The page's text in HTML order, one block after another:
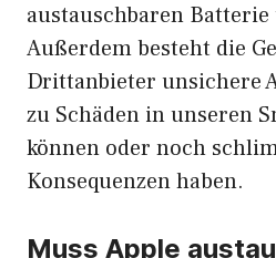
austauschbaren
Außerdem besteht die
Drittanbieter unsichere
zu Schäden in unseren
können oder noch
Konsequenzen haben.
Muss Apple